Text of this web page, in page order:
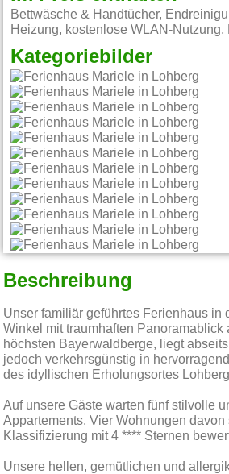
Bettwäsche & Handtücher,
Heizung, kostenlose WLAN-Nutzung,
Kategoriebilder
Beschreibung
Unser familiär geführtes Ferienhaus in
Winkel mit traumhaften Panoramablick
höchsten Bayerwaldberge, liegt
jedoch verkehrsgünstig in
des idyllischen Erholungsortes
Auf unsere Gäste warten fünf stilvolle
Appartements. Vier Wohnungen davon
Klassifizierung mit 4 **** Sternen
Unsere hellen, gemütlichen und